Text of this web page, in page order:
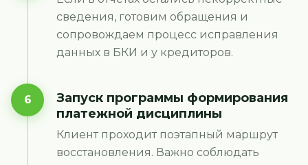
сведения, готовим обращения и
сопровождаем процесс исправления
данных в БКИ и у кредиторов.
6
Запуск программы формирования
платежной дисциплины
Клиент проходит поэтапный маршрут
восстановления. Важно соблюдать